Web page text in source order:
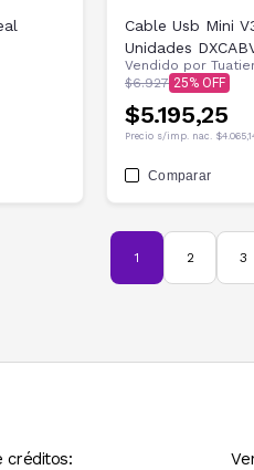
Cable Usb Mini
Unidades
Vendido por
$6.927 25
$5.195,25
Precio s/imp. nac.
Comparar
1 2 3
créditos: